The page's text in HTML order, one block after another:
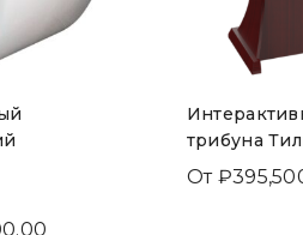
трибуна
От ₽